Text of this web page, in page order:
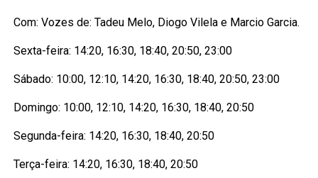
Com: Vozes de: Tadeu Melo, Diogo Vilela e Marcio Garcia.
Sexta-feira: 14:20, 16:30, 18:40, 20:50, 23:00
Sábado: 10:00, 12:10, 14:20, 16:30, 18:40, 20:50, 23:00
Domingo: 10:00, 12:10, 14:20, 16:30, 18:40, 20:50
Segunda-feira: 14:20, 16:30, 18:40, 20:50
Terça-feira: 14:20, 16:30, 18:40, 20:50